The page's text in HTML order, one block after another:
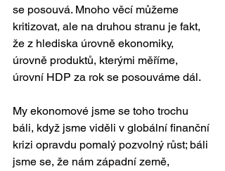
se posouvá. Mnoho věcí můžeme
kritizovat, ale na druhou stranu je fakt,
že z hlediska úrovně ekonomiky,
úrovně produktů, kterými měříme,
úrovní HDP za rok se posouváme dál.
My ekonomové jsme se toho trochu
báli, když jsme viděli v globální finanční
krizi opravdu pomalý pozvolný růst; báli
jsme se, že nám západní země,